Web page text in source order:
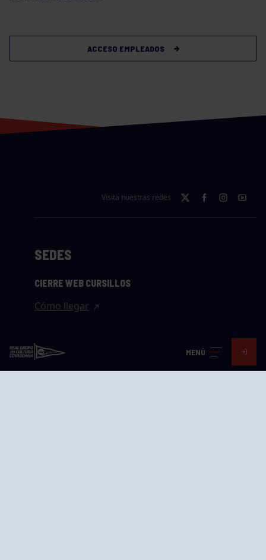
MENÚ
ACCESO EMPLEADOS
Visita nuestras redes
SEDES
CIERRE WEB CURSILLOS
Cómo llegar
Avd. Jesús Revuelta, 2 33204
Gijón - Asturias